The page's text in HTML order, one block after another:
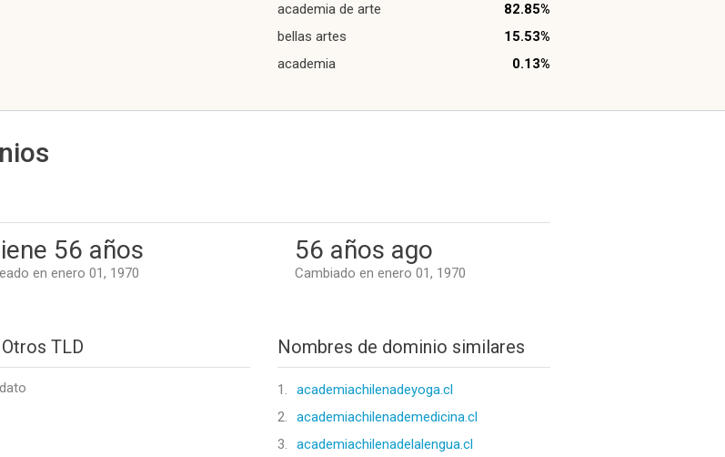
academia de arte
82.85%
bellas artes
15.53%
academia
0.13%
56 años
en enero 01, 1970
56 años ago
Cambiado en enero 01, 1970
Otros TLD Nombres de dominio similares
1.
academiachilenadeyoga.cl
2.
academiachilenademedicina.cl
3.
academiachilenadelalengua.cl